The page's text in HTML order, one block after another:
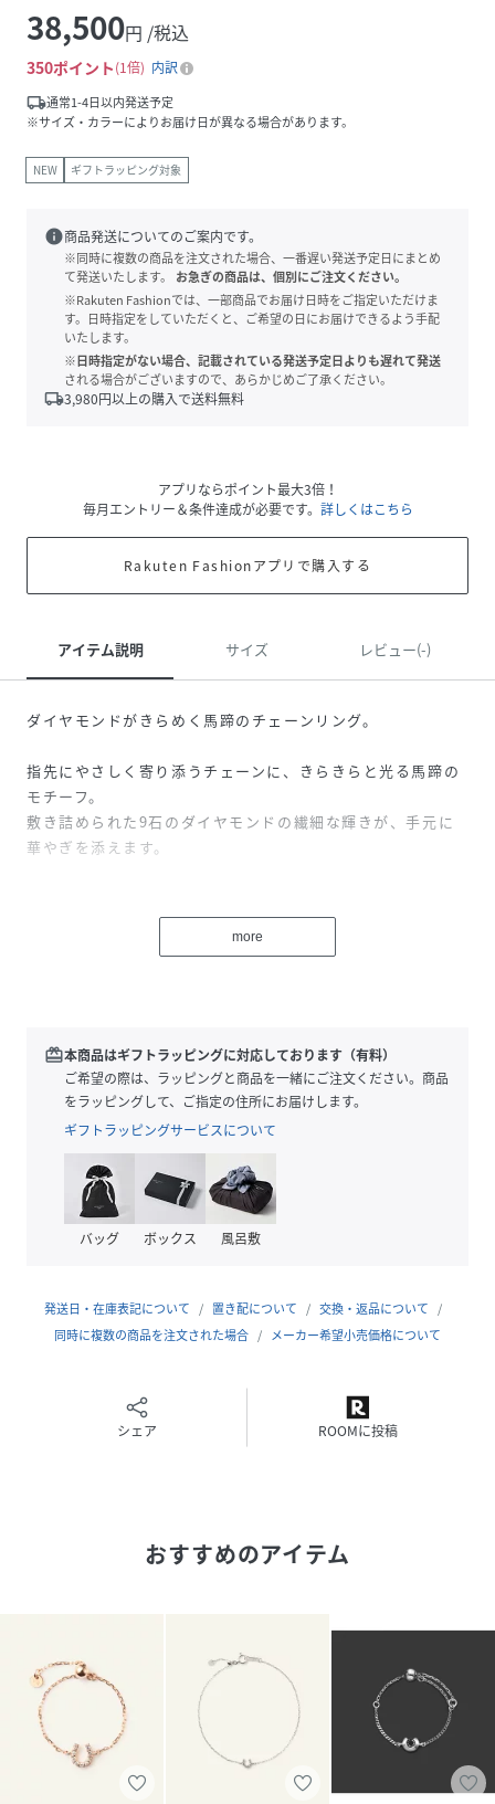
38,500円 /税込
350ポイント 1倍
内訳
local_shipping通常1-4日以内発送予定
※サイズ・カラーによりお届け日が異なる場合があります。
NEW ギフトラッピング対象
info商品発送についてのご案内です。
※同時に複数の商品を注文された場合、一番遅い発送予定日にまとめ
て発送いたします。
お急ぎの商品は、個別にご注文ください。
※Rakuten Fashionでは、一部商品でお届け日時をご指定いただけま
す。日時指定をしていただくと、ご希望の日にお届けできるよう手配
いたします。
※日時指定がない場合、記載されている発送予定日よりも遅れて発送
される場合がございますので、あらかじめご了承ください。
local_shipping3,980円以上の購入で送料無料
アプリならポイント最大3倍！
毎月エントリー＆条件達成が必要です。 詳しくはこちら
Rakuten Fashionアプリで購入する
アイテム説明 サイズ レビュー(-)
ダイヤモンドがきらめく馬蹄のチェーンリング。
指先にやさしく寄り添うチェーンに、きらきらと光る馬蹄の
モチーフ。
敷き詰められた9石のダイヤモンドの繊細な輝きが、手元に
華やぎを添えます。
分や組み合わせるジュエリーによって着ける指を変えられる
フレキシブルさもポイント。
ヨーロッパでは伝統的なお守りとされていて、魔除けや富の
象徴などの意味も込められています。
下向きの馬蹄は不運を落とす厄除けの意味も込められている
ので、上下どちらの向きでも着けていただけます。
幸運を呼び込み、厄を払ってくれる馬蹄のチェーンリングを
日々の装いにプラスすることで、何気ない毎日が楽しみにな
りそう。
【関連キーワード】ジュエリー,アクセサリー,クリスマス,ホ
素材 K10ホワイトゴールド、ダイヤモンド 計0.03ct
サイズ ONE SIZE
QP7602_GJBR0348DI
more
redeem本商品はギフトラッピングに対応しております（有料）
ご希望の際は、ラッピングと商品を一緒にご注文ください。商品
をラッピングして、ご指定の住所にお届けします。
ギフトラッピングサービスについて
バッグ ボックス 風呂敷
発送日・在庫表記について 置き配について
交換・返品について
同時に複数の商品を注文された場合
メーカー希望小売価格について
シェア ROOMに投稿
おすすめのアイテム